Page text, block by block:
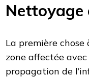
Nettoyage
La première
zone affectée
propagation de